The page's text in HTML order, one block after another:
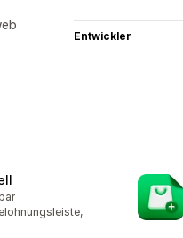
Entwickler